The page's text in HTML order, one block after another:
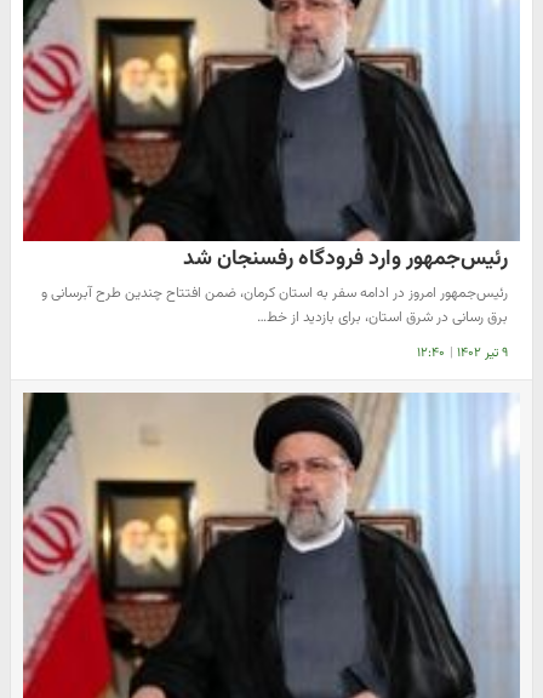
رئیس‌جمهور وارد فرودگاه رفسنجان شد
رئیس‌جمهور امروز در ادامه سفر به استان کرمان، ضمن افتتاح چندین طرح آبرسانی و
برق رسانی در شرق استان، برای بازدید از خط…
۹ تیر ۱۴۰۲ | ۱۲:۴۰